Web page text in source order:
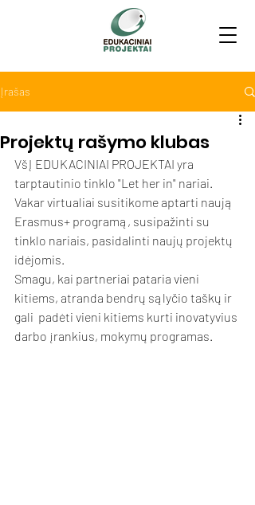
Įrašas
Projektų rašymo klubas
VšĮ EDUKACINIAI PROJEKTAI yra
tarptautinio tinklo "Let her in" nariai.
Vakar virtualiai susitikome aptarti naują
Erasmus+ programą, susipažinti su
tinklo nariais, pasidalinti naujų projektų
idėjomis.
Smagu, kai partneriai pataria vieni
kitiems, atranda bendrų sąlyčio taškų ir
gali  padėti vieni kitiems kurti inovatyvius
darbo įrankius, mokymų programas.